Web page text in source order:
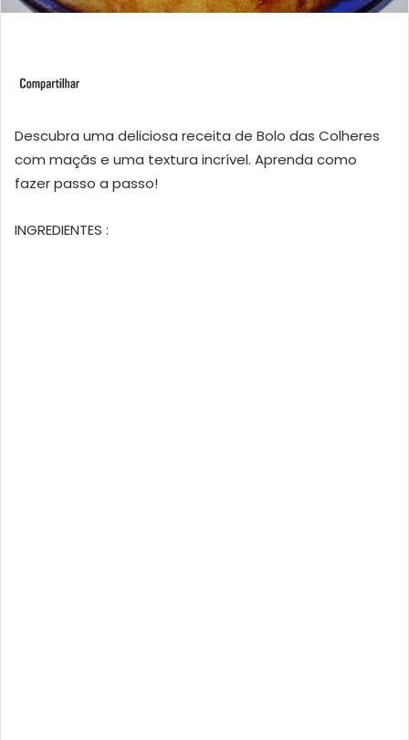
Descubra uma deliciosa receita de Bolo das Colheres
com maçãs e uma textura incrível. Aprenda como
fazer passo a passo!
INGREDIENTES :